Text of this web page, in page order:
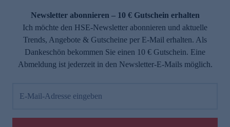
Newsletter abonnieren – 10 € Gutschein erhalten
Ich möchte den HSE-Newsletter abonnieren und aktuelle
Trends, Angebote & Gutscheine per E-Mail erhalten. Als
Dankeschön bekommen Sie einen 10 € Gutschein. Eine
Abmeldung ist jederzeit in den Newsletter-E-Mails möglich.
E-Mail-Adresse eingeben